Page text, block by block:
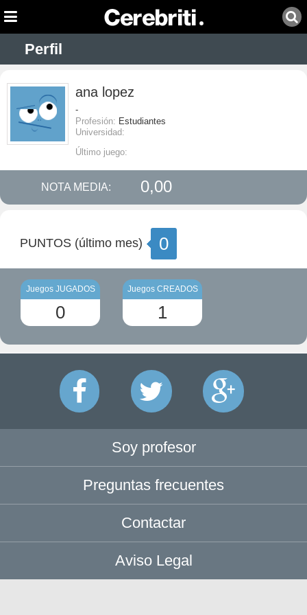
Perfil
ana lopez
-
Profesión: Estudiantes
Universidad:
Último juego:
NOTA MEDIA: 0,00
PUNTOS (último mes) 0
Juegos JUGADOS
0
Juegos CREADOS
1
Soy profesor
Preguntas frecuentes
Contactar
Aviso Legal